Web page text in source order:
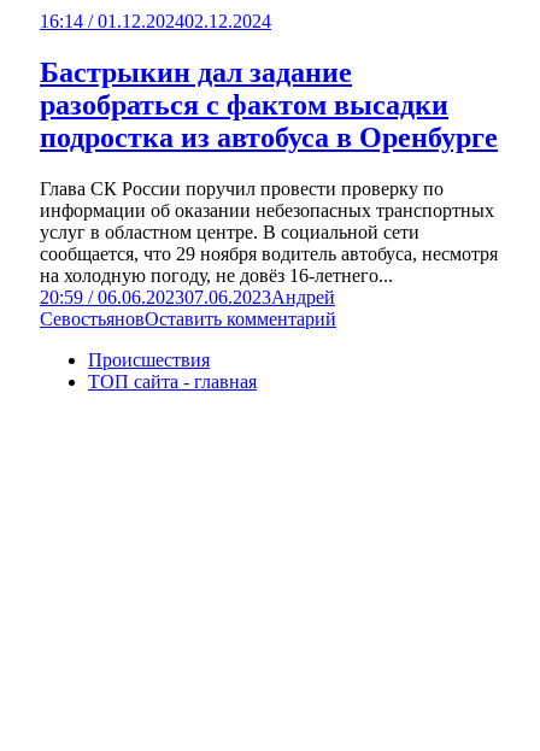
16:14 / 01.12.202402.12.2024
Бастрыкин дал задание
разобраться с фактом высадки
подростка из автобуса в Оренбурге
Глава СК России поручил провести проверку по
информации об оказании небезопасных транспортных
услуг в областном центре. В социальной сети
сообщается, что 29 ноября водитель автобуса, несмотря
на холодную погоду, не довёз 16-летнего...
20:59 / 06.06.202307.06.2023Андрей
СевостьяновОставить комментарий
Происшествия
ТОП сайта - главная